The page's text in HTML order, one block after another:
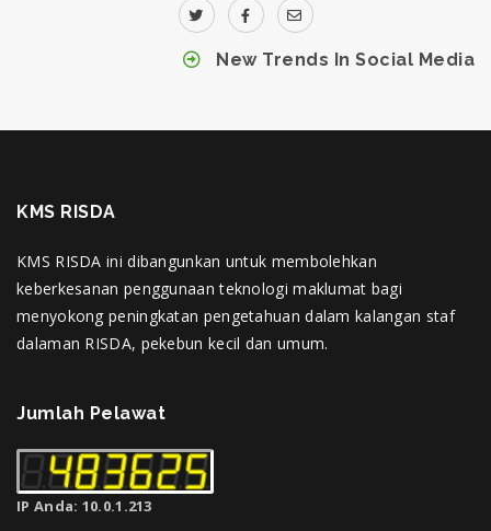
New Trends In Social Media
KMS RISDA
KMS RISDA ini dibangunkan untuk membolehkan
keberkesanan penggunaan teknologi maklumat bagi
menyokong peningkatan pengetahuan dalam kalangan staf
dalaman RISDA, pekebun kecil dan umum.
Jumlah Pelawat
IP Anda: 10.0.1.213